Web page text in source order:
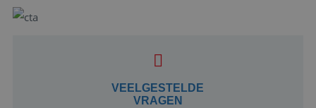
VEELGESTELDE
VRAGEN